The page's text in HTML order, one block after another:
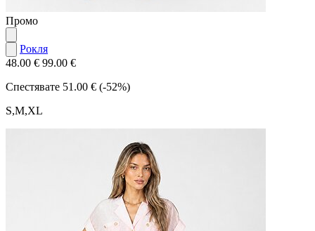
Промо
Рокля
48.00 € 99.00 €
Спестявате 51.00 € (-52%)
S,M,XL